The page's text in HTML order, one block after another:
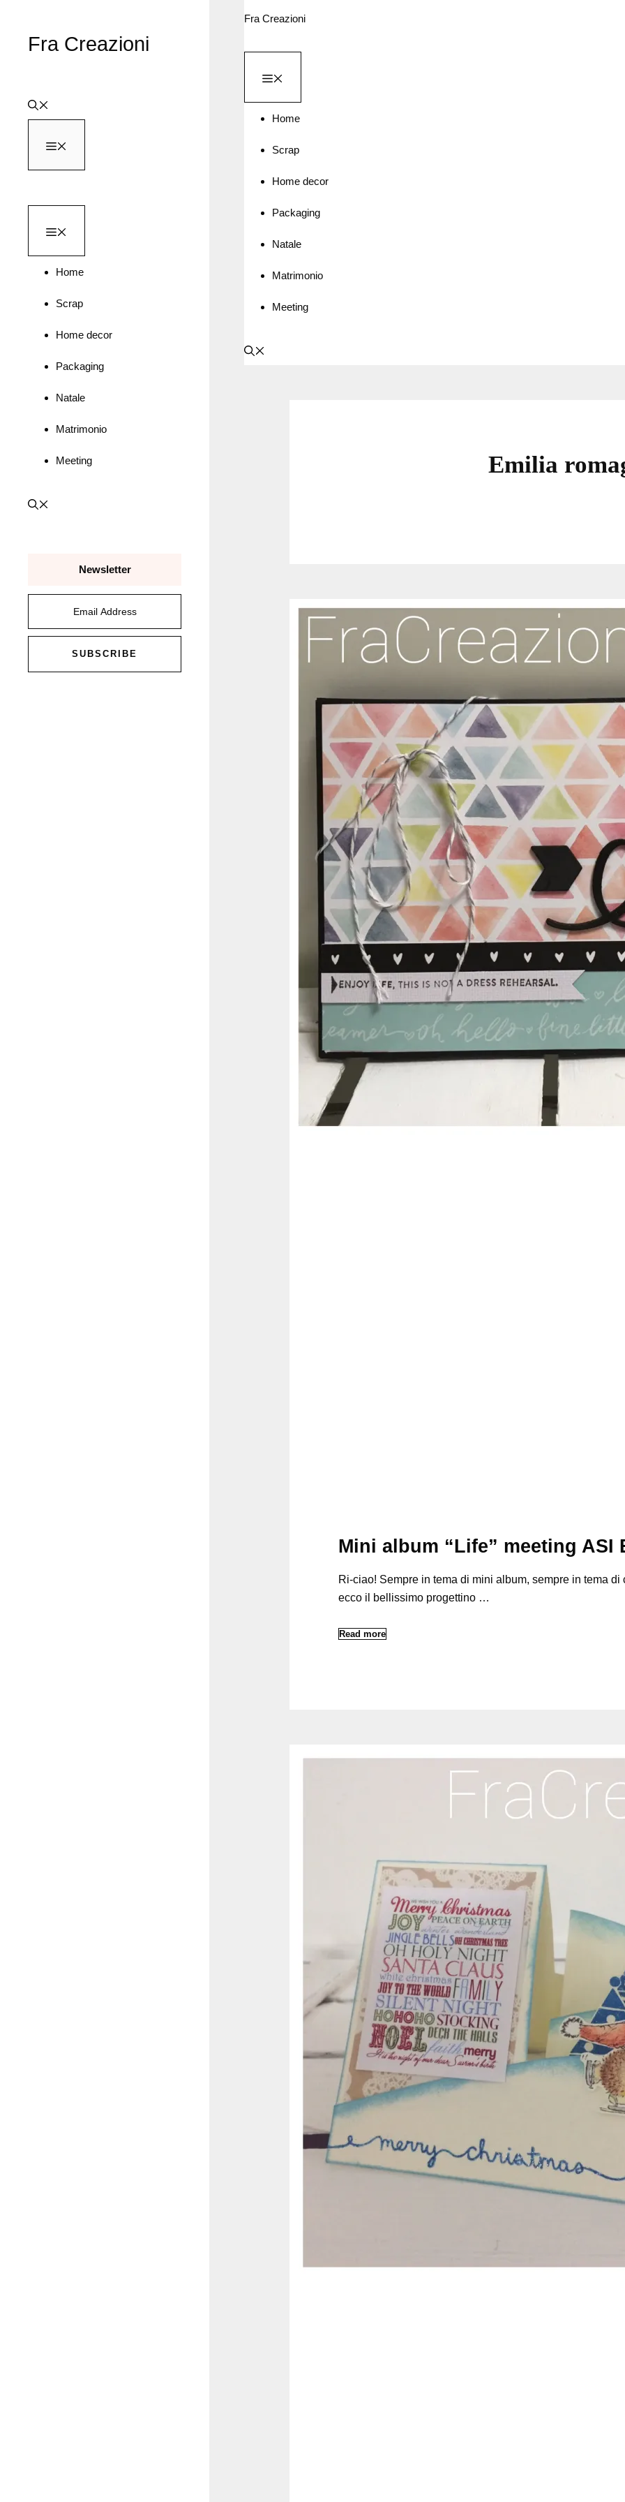
al
Fra Creazioni
Home
Scrap
Home decor
Packaging
Natale
Matrimonio
Meeting
Newsletter
Fra Creazioni
Home
Scrap
Home decor
Packaging
Natale
Matrimonio
Meeting
Emilia
Mini album “Life” meeting ASI
Ri-ciao! Sempre in tema di mini album, sempre in tema
ecco il bellissimo progettino …
Read more